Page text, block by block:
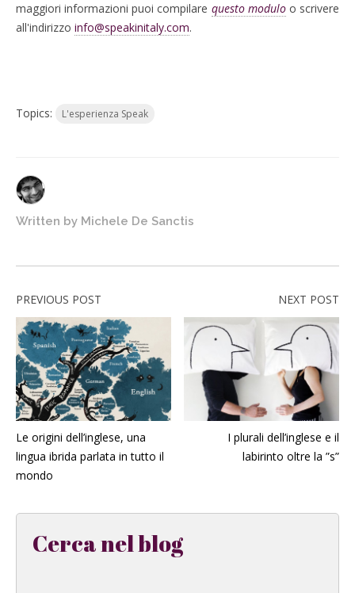
maggiori informazioni puoi compilare questo moduloo scrivere
all'indirizzo info@speakinitaly.com.
Topics: L'esperienza Speak
Written by Michele De Sanctis
PREVIOUS POST
Le origini dell’inglese, una
lingua ibrida parlata in tutto il
mondo
NEXT POST
I plurali dell’inglese e il
labirinto oltre la ”s”
Cerca nel blog